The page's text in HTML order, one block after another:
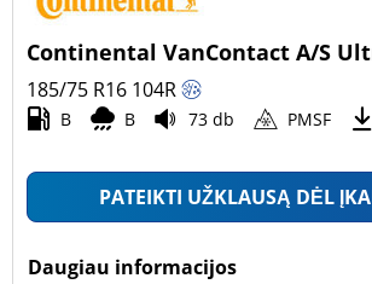
Continental VanContact A/S
185/75 R16 104R
B B 73 db PMSF
PATEIKTI UŽKLAUSĄ DĖL
Daugiau informacijos